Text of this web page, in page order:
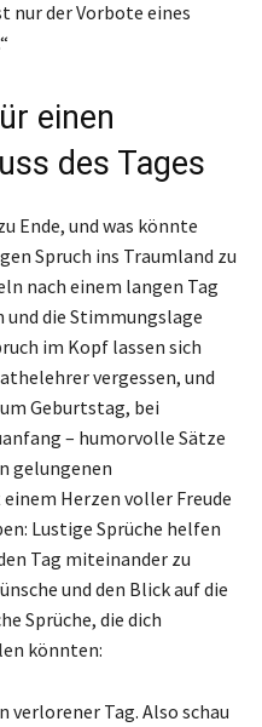
nur der Vorbote eines
einen
des Tages
Ende, und was könnte
Spruch ins Traumland zu
nach einem langen Tag
und die Stimmungslage
im Kopf lassen sich
vergessen, und
Geburtstag, bei
– humorvolle Sätze
gelungenen
Herzen voller Freude
Lustige Sprüche helfen
Tag miteinander zu
und den Blick auf die
Sprüche, die dich
könnten:
verlorener Tag. Also schau